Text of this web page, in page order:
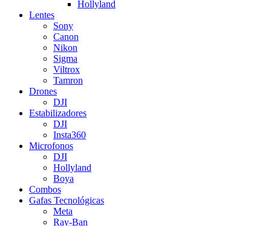
Hollyland
Lentes
Sony
Canon
Nikon
Sigma
Viltrox
Tamron
Drones
DJI
Estabilizadores
DJI
Insta360
Microfonos
DJI
Hollyland
Boya
Combos
Gafas Tecnológicas
Meta
Ray-Ban